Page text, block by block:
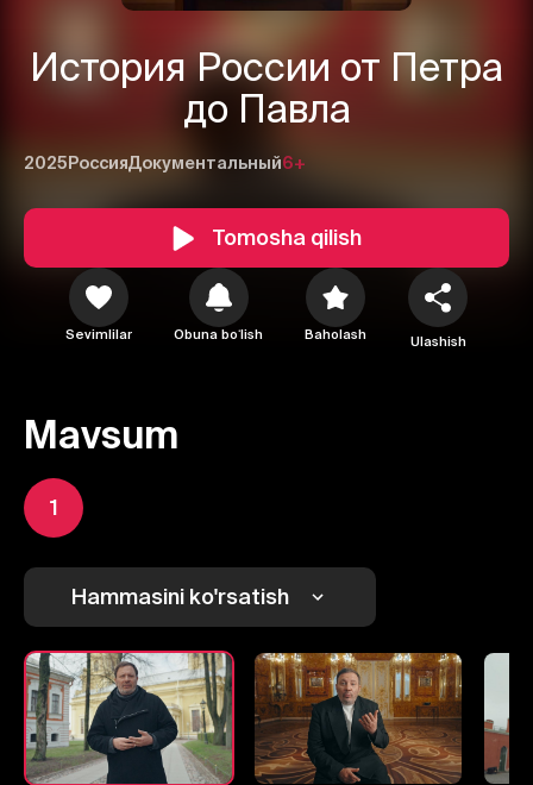
История России от Петра
до Павла
2025 РоссияДокументальный6+
Tomosha qilish
Sevimlilar Obuna boʻlish Baholash Ulashish
Mavsum
1
Hammasini ko'rsatish
1 2
Yuborish
Bekor qilish Tizimga kirish